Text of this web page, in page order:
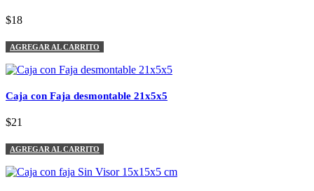
$18
AGREGAR AL CARRITO
Caja con Faja desmontable 21x5x5
$21
AGREGAR AL CARRITO